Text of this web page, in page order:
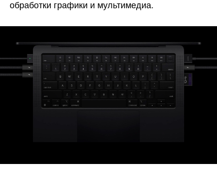
обработки графики и мультимедиа.